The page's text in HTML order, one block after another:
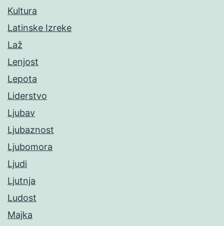
Kultura
Latinske Izreke
Laž
Lenjost
Lepota
Liderstvo
Ljubav
Ljubaznost
Ljubomora
Ljudi
Ljutnja
Ludost
Majka